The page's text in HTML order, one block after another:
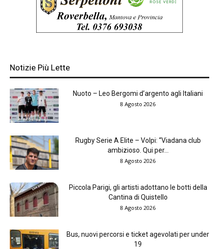
Notizie Più Lette
Nuoto – Leo Bergomi d’argento agli Italiani
8 Agosto 2026
Rugby Serie A Elite – Volpi: “Viadana club
ambizioso. Qui per...
8 Agosto 2026
Piccola Parigi, gli artisti adottano le botti della
Cantina di Quistello
8 Agosto 2026
Bus, nuovi percorsi e ticket agevolati per under
19